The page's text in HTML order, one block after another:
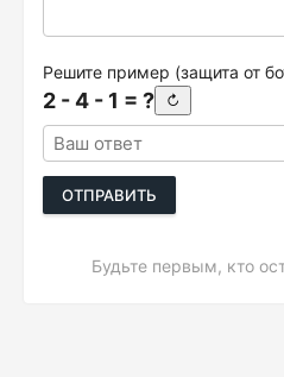
Решите пример (защита от
2 - 4 - 1 = ? ↻
ОТПРАВИТЬ
Будьте первым, кто